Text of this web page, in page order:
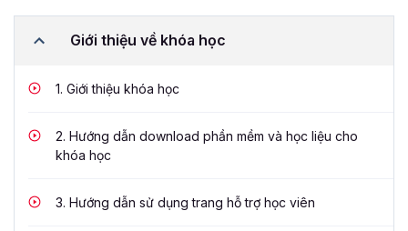
Giới thiệu về khóa học
1. Giới thiệu khóa học
2. Hướng dẫn download phần mềm và học liệu cho
khóa học
3. Hướng dẫn sử dụng trang hỗ trợ học viên